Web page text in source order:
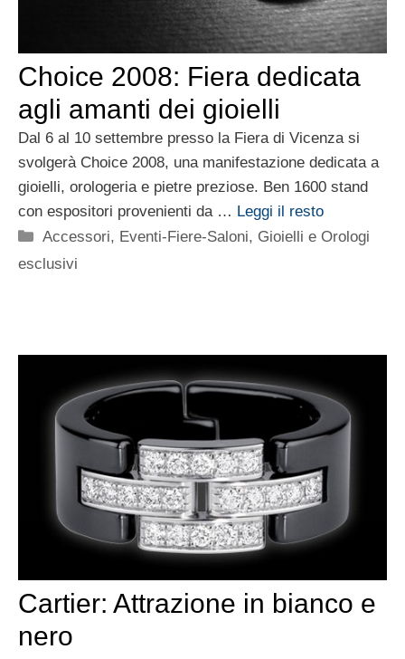
Choice 2008: Fiera dedicata
agli amanti dei gioielli
Dal 6 al 10 settembre presso la Fiera di Vicenza si
svolgerà Choice 2008, una manifestazione dedicata a
gioielli, orologeria e pietre preziose. Ben 1600 stand
con espositori provenienti da … Leggi il resto
Categorie
Accessori, Eventi-Fiere-Saloni, Gioielli e Orologi
esclusivi
Cartier: Attrazione in bianco e
nero